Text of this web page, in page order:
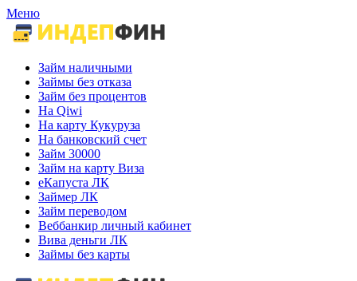
Меню
Займ наличными
Займы без отказа
Займ без процентов
На Qiwi
На карту Кукуруза
На банковский счет
Займ 30000
Займ на карту Виза
еКапуста ЛК
Займер ЛК
Займ переводом
Веббанкир личный кабинет
Вива деньги ЛК
Займы без карты